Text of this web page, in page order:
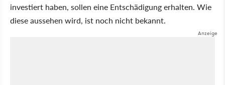
investiert haben, sollen eine Entschädigung erhalten. Wie
diese aussehen wird, ist noch nicht bekannt.